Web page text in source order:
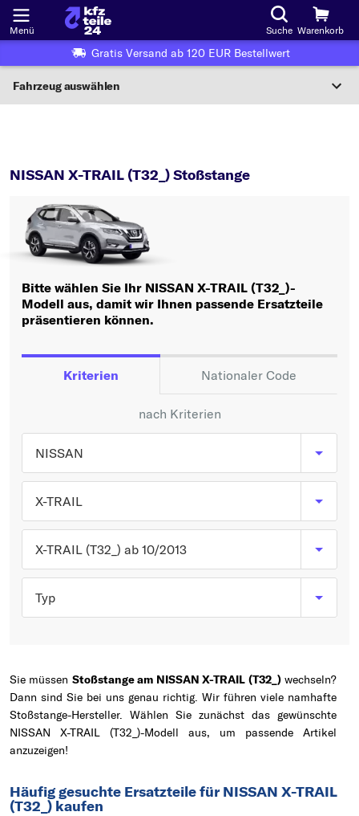
Menü Suche Warenkorb
Gratis Versand ab 120 EUR Bestellwert
Fahrzeug auswählen
Wo finde ich die?
Oder Fahrzeugauswahl nach Kriterien:
Hersteller wählen
Modell wählen
NISSAN X-TRAIL (T32_) Stoßstange
Bitte wählen Sie Ihr NISSAN X-TRAIL (T32_)-
Modell aus, damit wir Ihnen passende Ersatzteile
präsentieren können.
Kriterien Nationaler Code
nach Kriterien
NISSAN
X-TRAIL
X-TRAIL (T32_) ab 10/2013
Typ
Sie müssen Stoßstange am NISSAN X-TRAIL (T32_)wechseln?
Dann sind Sie bei uns genau richtig. Wir führen viele namhafte
Stoßstange-Hersteller. Wählen Sie zunächst das gewünschte
NISSAN X-TRAIL (T32_)-Modell aus, um passende Artikel
anzuzeigen!
Häufig gesuchte Ersatzteile für NISSAN X-TRAIL
(T32_) kaufen